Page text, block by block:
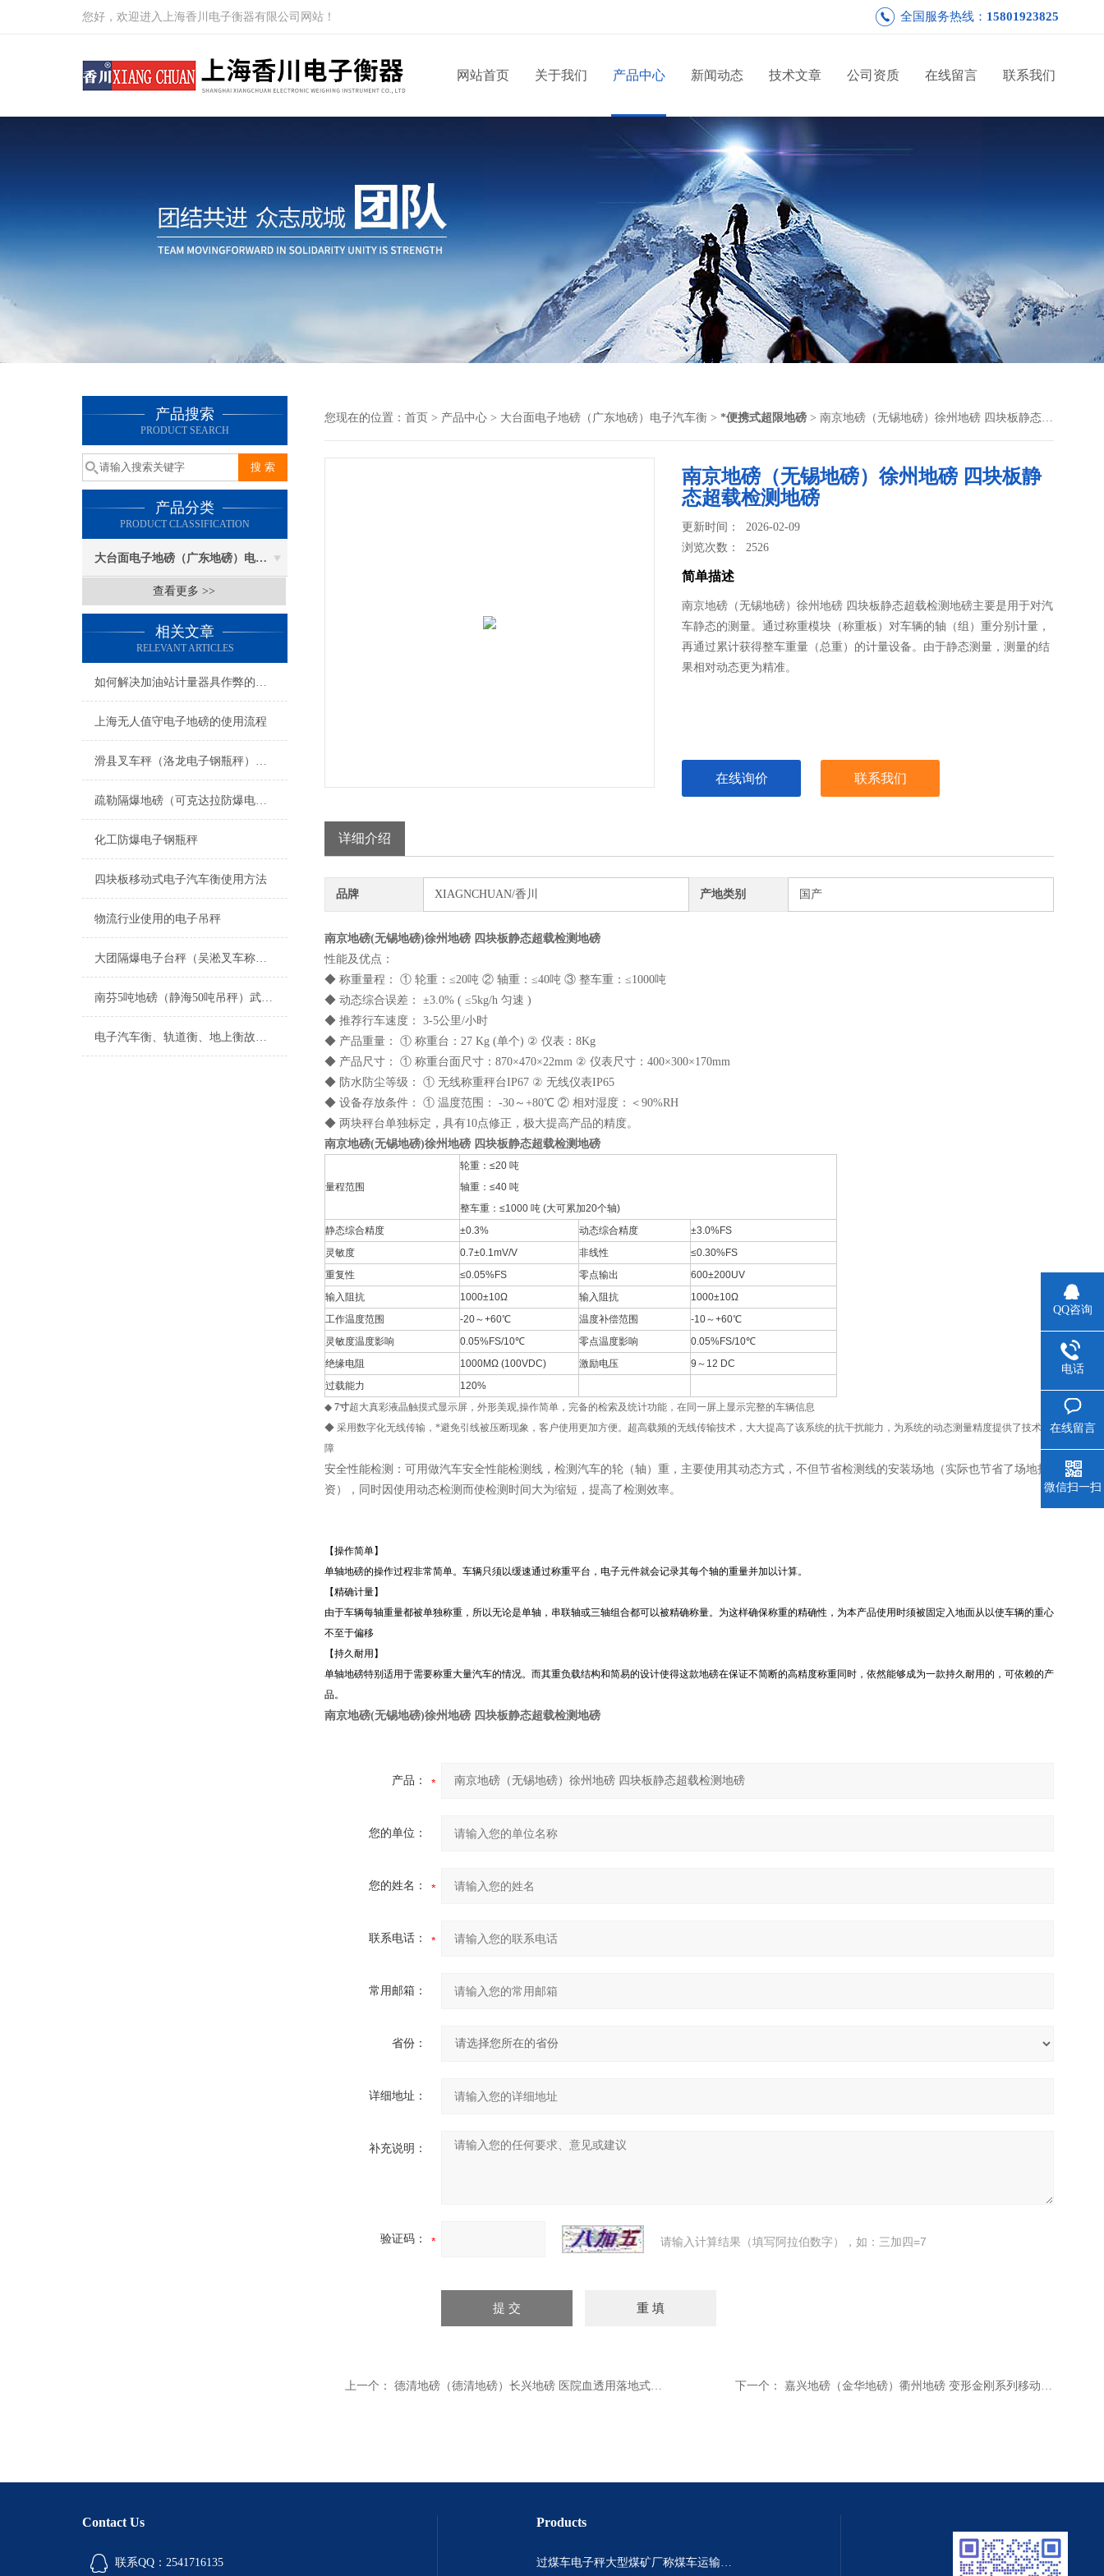
您好，欢迎进入上海香川电子衡器有限公司网站！ 全国服务热线： 15801923825
网站首页 关于我们 产品中心 新闻动态 技术文章 公司资质 在线留言 联系我们
产品搜索
PRODUCT SEARCH
产品分类
PRODUCT CLASSIFICATION
大台面电子地磅（广东地磅）电子汽车衡
查看更多 >>
相关文章
RELEVANT ARTICLES
如何解决加油站计量器具作弊的方案
上海无人值守电子地磅的使用流程
滑县叉车秤（洛龙电子钢瓶秤）山城滚筒秤维修
疏勒隔爆地磅（可克达拉防爆电子天平）阿图什透析轮椅秤维修
化工防爆电子钢瓶秤
四块板移动式电子汽车衡使用方法
物流行业使用的电子吊秤
大团隔爆电子台秤（吴淞叉车称（书院防爆钢瓶秤维修
南芬5吨地磅（静海50吨吊秤）武清60吨汽车衡）银州电子轨道衡维修
电子汽车衡、轨道衡、地上衡故障及排除
您现在的位置： 首页 > 产品中心 > 大台面电子地磅（广东地磅）电子汽车衡 > *便携式超限地磅 > 南京地磅（无锡地磅）徐州地磅 四块板静态超载检测地磅
南京地磅（无锡地磅）徐州地磅 四块板静
态超载检测地磅
更新时间： 2026-02-09
浏览次数：2526
简单描述
南京地磅（无锡地磅）徐州地磅 四块板静态超载检测地磅主要是用于对汽
车静态的测量。通过称重模块（称重板）对车辆的轴（组）重分别计量，
再通过累计获得整车重量（总重）的计量设备。由于静态测量，测量的结
果相对动态更为精准。
在线询价 联系我们
详细介绍
品牌 XIAGNCHUAN/香川 产地类别 国产
南京地磅(无锡地磅)徐州地磅 四块板静态超载检测地磅
性能及优点：
◆ 称重量程： ① 轮重：≤20吨 ② 轴重：≤40吨 ③ 整车重：≤1000吨
◆ 动态综合误差： ±3.0% ( ≤5kg/h 匀速 )
◆ 推荐行车速度： 3-5公里/小时
◆ 产品重量： ① 称重台：27 Kg (单个) ② 仪表：8Kg
◆ 产品尺寸： ① 称重台面尺寸：870×470×22mm ② 仪表尺寸：400×300×170mm
◆ 防水防尘等级： ① 无线称重秤台IP67 ② 无线仪表IP65
◆ 设备存放条件： ① 温度范围： -30～+80℃ ② 相对湿度：＜90%RH
◆ 两块秤台单独标定，具有10点修正，极大提高产品的精度。
南京地磅(无锡地磅)徐州地磅 四块板静态超载检测地磅
量程范围
轮重：≤20 吨
轴重：≤40 吨
整车重：≤1000 吨 (大可累加20个轴)
静态综合精度
±0.3% 动态综合精度
±3.0%FS
灵敏度
0.7±0.1mV/V 非线性
≤0.30%FS
重复性
≤0.05%FS 零点输出
600±200UV
输入阻抗
1000±10Ω 输入阻抗
1000±10Ω
工作温度范围
-20～+60℃ 温度补偿范围
-10～+60℃
灵敏度温度影响
0.05%FS/10℃ 零点温度影响
0.05%FS/10℃
绝缘电阻
1000MΩ (100VDC) 激励电压
9～12 DC
过载能力
120%
◆ 7寸超大真彩液晶触摸式显示屏，外形美观,操作简单，完备的检索及统计功能，在同一屏上显示完整的车辆信息
◆ 采用数字化无线传输，*避免引线被压断现象，客户使用更加方便。超高载频的无线传输技术，大大提高了该系统的抗干扰能力，为系统的动态测量精度提供了技术保
障
安全性能检测：可用做汽车安全性能检测线，检测汽车的轮（轴）重，主要使用其动态方式，不但节省检测线的安装场地（实际也节省了场地投
资），同时因使用动态检测而使检测时间大为缩短，提高了检测效率。
【操作简单】
单轴地磅的操作过程非常简单。车辆只须以缓速通过称重平台，电子元件就会记录其每个轴的重量并加以计算。
【精确计量】
由于车辆每轴重量都被单独称重，所以无论是单轴，串联轴或三轴组合都可以被精确称量。为这样确保称重的精确性，为本产品使用时须被固定入地面从以使车辆的重心
不至于偏移
【持久耐用】
单轴地磅特别适用于需要称重大量汽车的情况。而其重负载结构和简易的设计使得这款地磅在保证不简断的高精度称重同时，依然能够成为一款持久耐用的，可依赖的产
品。
南京地磅(无锡地磅)徐州地磅 四块板静态超载检测地磅
产品：
您的单位：
您的姓名：
联系电话：
常用邮箱：
省份：
详细地址：
补充说明：
验证码： 请输入计算结果（填写阿拉伯数字），如：三加四=7
上一个： 德清地磅（德清地磅）长兴地磅 医院血透用落地式地磅 下一个： 嘉兴地磅（金华地磅）衢州地磅 变形金刚系列移动式汽车衡
Contact Us
联系QQ：2541716135
Products
过煤车电子秤大型煤矿厂称煤车运输过120吨汽车过磅称~山西晋城市150吨卡车过磅称.内蒙古重型100吨货车过磅称
QQ咨询
电话
在线留言
微信扫一扫